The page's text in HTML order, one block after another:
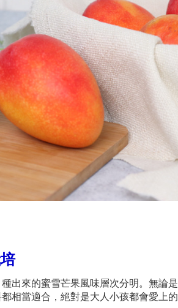
出來的蜜雪芒果風味層次分明。無論
相當適合，絕對是大人小孩都會愛上的